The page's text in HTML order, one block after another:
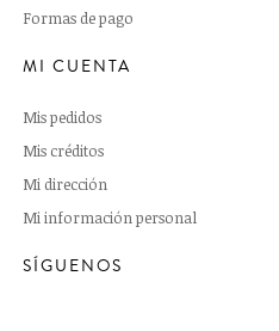
Formas de pago
MI CUENTA
Mis pedidos
Mis créditos
Mi dirección
Mi información personal
SÍGUENOS